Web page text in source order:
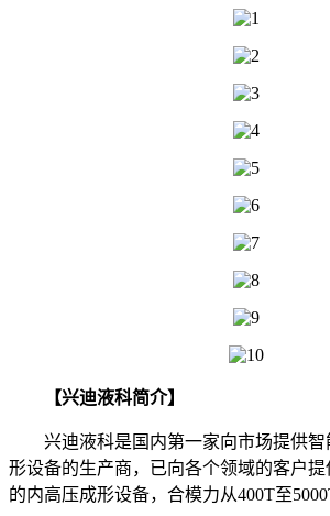
【兴迪液科简介】
兴迪液科是国内第一家向市场提供智
形设备的生产商，已向各个领域的客户
的内高压成形设备，合模力从400T至